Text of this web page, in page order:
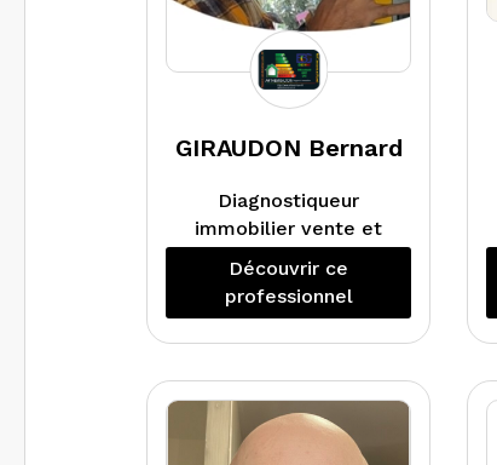
GIRAUDON Bernard
Diagnostiqueur
immobilier vente et
location, audit
énergétique
réglementaire.
Activités principales :
collectif, Repérage
amiante et plomb
avant travaux et
Découvrir ce
professionnel